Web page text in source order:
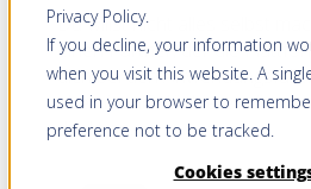
Privacy Policy.
If you decline, your information
when you visit this website. A
used in your browser to
preference not to be tracked.
Cookies
Du willst nicht alles selbst
einen Partner, der die
dich bei den
übernimmt? Wir bieten diverse
direkt an.